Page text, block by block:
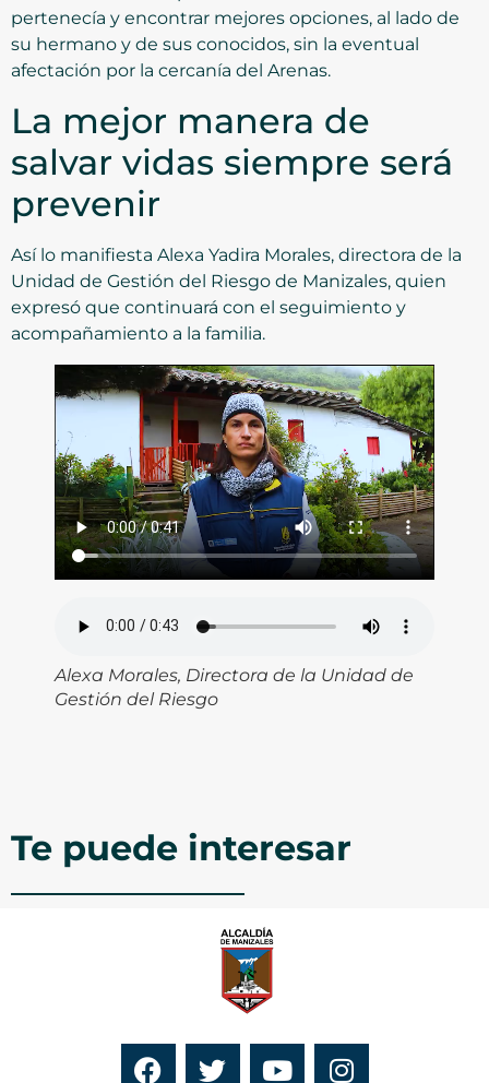
pertenecía y encontrar mejores opciones, al lado de
su hermano y de sus conocidos, sin la eventual
afectación por la cercanía del Arenas.
La mejor manera de
salvar vidas siempre será
prevenir
Así lo manifiesta Alexa Yadira Morales, directora de la
Unidad de Gestión del Riesgo de Manizales, quien
expresó que continuará con el seguimiento y
acompañamiento a la familia.
Alexa Morales, Directora de la Unidad de
Gestión del Riesgo
Te puede interesar